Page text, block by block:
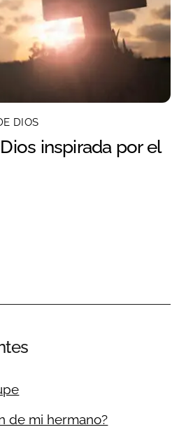
DIOS
inspirada por el
de mi hermano?